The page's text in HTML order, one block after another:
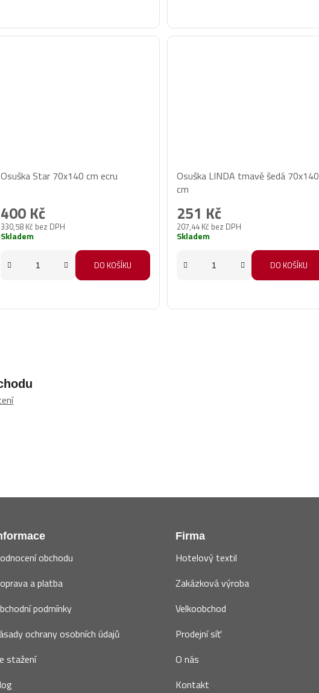
Osuška Star 70x140 cm ecru
330,58 Kč bez DPH
400 Kč
Skladem
DO KOŠÍKU
Osuška LINDA tmavě šedá 70x140
cm
207,44 Kč bez DPH
251 Kč
Skladem
DO KOŠÍKU
obchodu
a platba
podmínky
ochrany osobních údajů
stažení
Firma
Hotelový textil
Zakázková výroba
Velkoobchod
Prodejní síť
O nás
Kontakt